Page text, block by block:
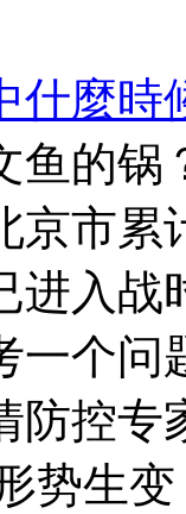
什麼時
鱼的锅
京市
进入战
一个
防控
势生